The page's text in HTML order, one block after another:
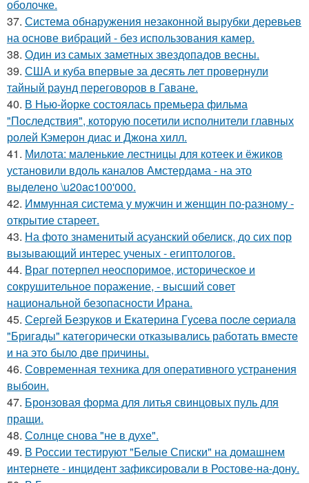
оболочке.
37. Система обнаружения незаконной вырубки деревьев
на основе вибраций - без использования камер.
38. Один из самых заметных звездопадов весны.
39. США и куба впервые за десять лет провернули
тайный раунд переговоров в Гаване.
40. В Нью-йорке состоялась премьера фильма
"Последствия", которую посетили исполнители главных
ролей Кэмерон диас и Джона хилл.
41. Милота: маленькие лестницы для котеек и ёжиков
установили вдоль каналов Амстердама - на это
выделено \u20ac100'000.
42. Иммунная система у мужчин и женщин по-разному -
открытие стареет.
43. На фото знаменитый асуанский обелиск, до сих пор
вызывающий интерес ученых - египтологов.
44. Враг потерпел неоспоримое, историческое и
сокрушительное поражение, - высший совет
национальной безопасности Ирана.
45. Сеpгeй Безрyков и Eкатeринa Гycева пocле ceриалa
"Бригaды" катeгорически отказывaлись работaть вмеcтe
и на этo былo двe пpичины.
46. Современная техника для оперативного устранения
выбоин.
47. Бронзовая форма для литья свинцовых пуль для
пращи.
48. Солнце снова "не в духе".
49. В России тестируют "Белые Списки" на домашнем
интернете - инцидент зафиксировали в Ростове-на-дону.